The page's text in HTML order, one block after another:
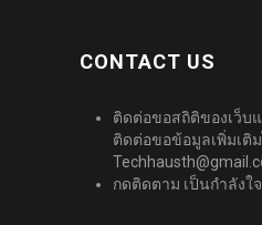
CONTACT US
ติดต่อขอสถิติของเว็บ
ติดต่อขอข้อมูลเพิ่มเติ
กดติดตาม เป็นกำลังใ